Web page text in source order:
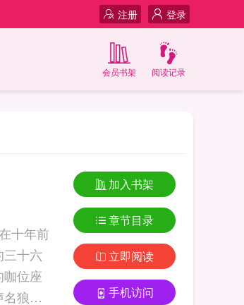
登录
注册
阅读记录
会员书架
十年前
十六
位座
狼
加入书架
章节目录
立即阅读
手机访问